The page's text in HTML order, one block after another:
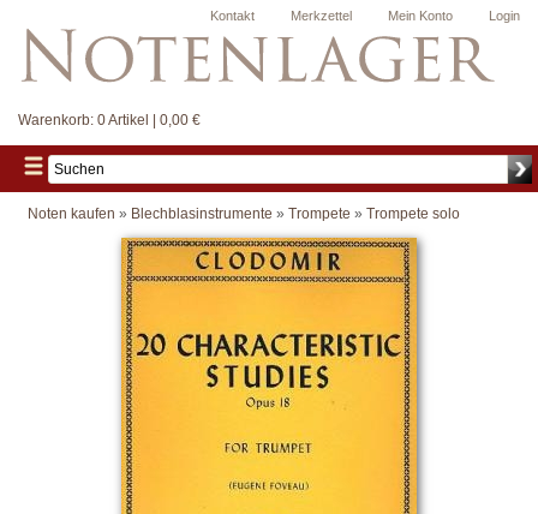
Login
Mein Konto
Merkzettel
Kontakt
Warenkorb: 0 Artikel | 0,00 €
Noten kaufen » Blechblasinstrumente » Trompete » Trompete solo